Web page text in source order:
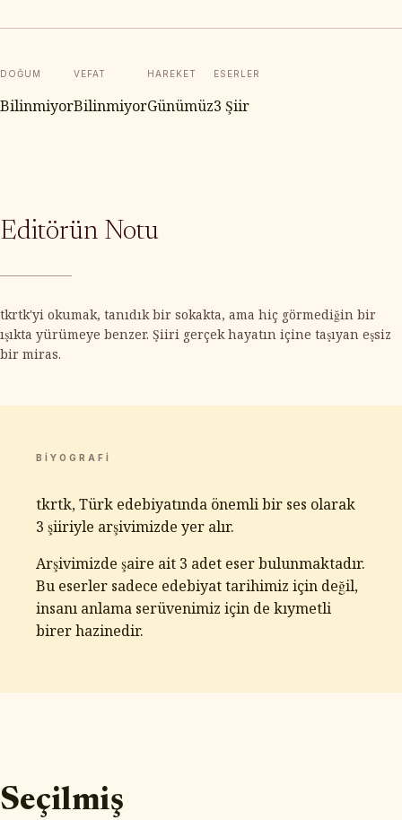
DOĞUM
Bilinmiyor
VEFAT
Bilinmiyor
HAREKET
Günümüz
ESERLER
3 Şiir
Editörün Notu
tkrtk'yi okumak, tanıdık bir sokakta, ama hiç görmediğin bir
ışıkta yürümeye benzer. Şiiri gerçek hayatın içine taşıyan eşsiz
bir miras.
BIYOGRAFI
tkrtk, Türk edebiyatında önemli bir ses olarak
3 şiiriyle arşivimizde yer alır.
Arşivimizde şaire ait 3 adet eser bulunmaktadır.
Bu eserler sadece edebiyat tarihimiz için değil,
insanı anlama serüvenimiz için de kıymetli
birer hazinedir.
Seçilmiş